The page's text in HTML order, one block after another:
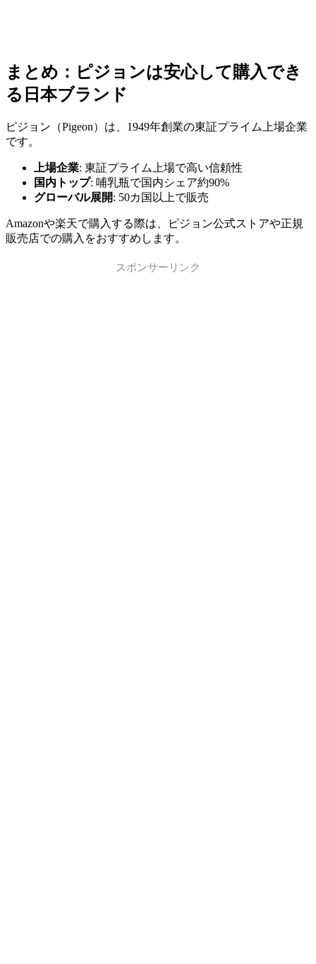
まとめ：ピジョンは安心して購入でき
る日本ブランド
ピジョン（Pigeon）は、1949年創業の東証プライム上場企業
です。
上場企業: 東証プライム上場で高い信頼性
国内トップ: 哺乳瓶で国内シェア約90%
グローバル展開: 50カ国以上で販売
Amazonや楽天で購入する際は、ピジョン公式ストアや正規
販売店での購入をおすすめします。
スポンサーリンク